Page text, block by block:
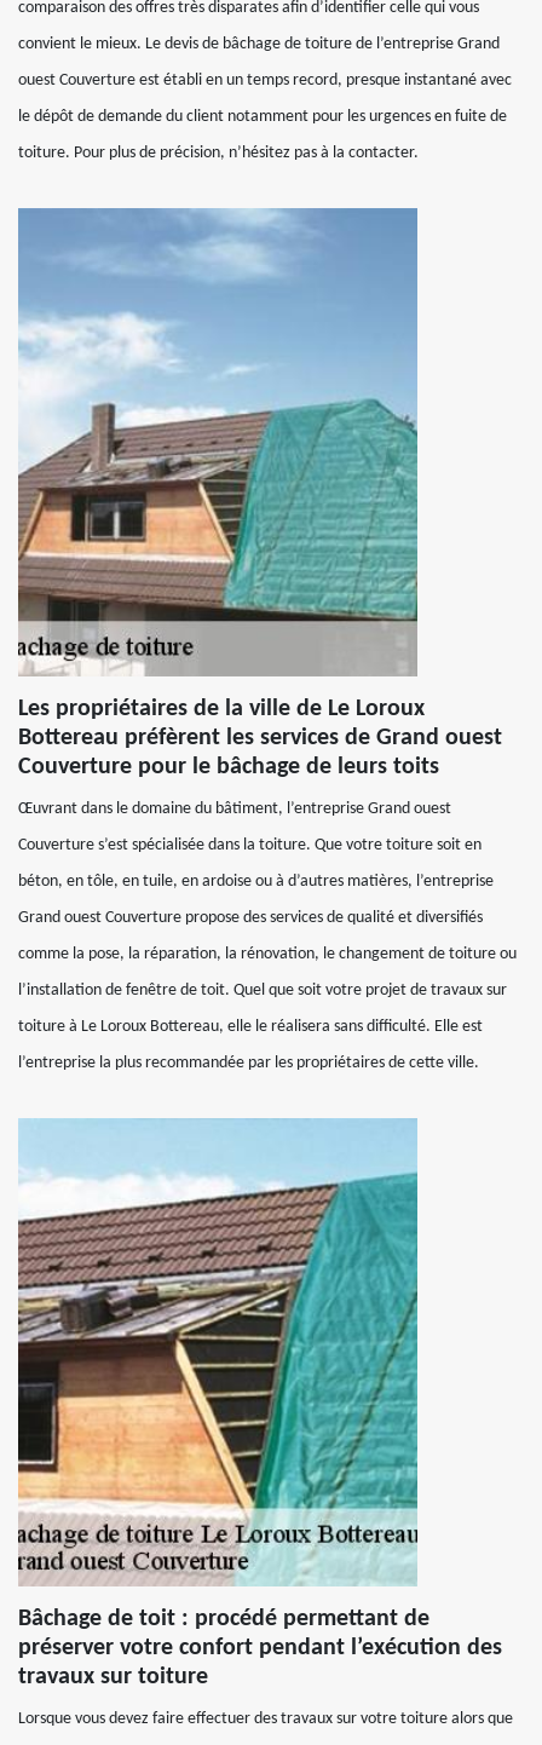
comparaison des offres très disparates afin d’identifier celle qui vous
convient le mieux. Le devis de bâchage de toiture de l’entreprise Grand
ouest Couverture est établi en un temps record, presque instantané avec
le dépôt de demande du client notamment pour les urgences en fuite de
toiture. Pour plus de précision, n’hésitez pas à la contacter.
Les propriétaires de la ville de Le Loroux
Bottereau préfèrent les services de Grand ouest
Couverture pour le bâchage de leurs toits
Œuvrant dans le domaine du bâtiment, l’entreprise Grand ouest
Couverture s’est spécialisée dans la toiture. Que votre toiture soit en
béton, en tôle, en tuile, en ardoise ou à d’autres matières, l’entreprise
Grand ouest Couverture propose des services de qualité et diversifiés
comme la pose, la réparation, la rénovation, le changement de toiture ou
l’installation de fenêtre de toit. Quel que soit votre projet de travaux sur
toiture à Le Loroux Bottereau, elle le réalisera sans difficulté. Elle est
l’entreprise la plus recommandée par les propriétaires de cette ville.
Bâchage de toit : procédé permettant de
préserver votre confort pendant l’exécution des
travaux sur toiture
Lorsque vous devez faire effectuer des travaux sur votre toiture alors que